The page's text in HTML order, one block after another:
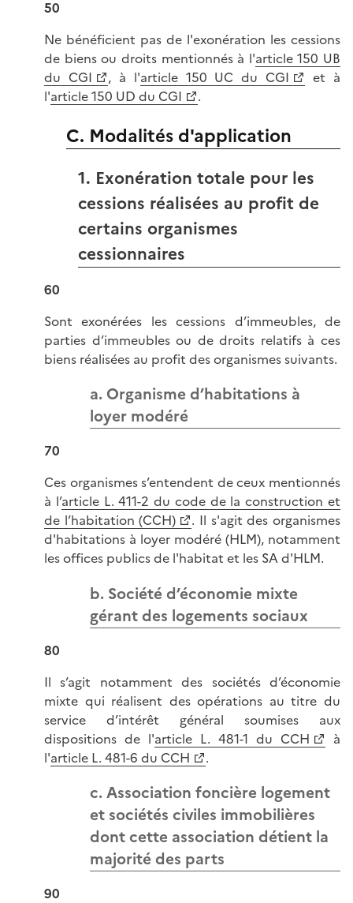
50
Ne bénéficient pas de l'exonération les cessions
de biens ou droits mentionnés à l'article 150 UB
du CGI
, à l'article 150 UC du CGI
et à
l'article 150 UD du CGI .
C. Modalités d'application
1. Exonération totale pour les
cessions réalisées au profit de
certains organismes
cessionnaires
60
Sont exonérées les cessions d’immeubles, de
parties d’immeubles ou de droits relatifs à ces
biens réalisées au profit des organismes suivants.
a. Organisme d’habitations à
loyer modéré
70
Ces organismes s’entendent de ceux mentionnés
à l’article L. 411-2 du code de la construction et
de l’habitation (CCH)
. Il s'agit des organismes
d'habitations à loyer modéré (HLM), notamment
les offices publics de l'habitat et les SA d'HLM.
b. Société d’économie mixte
gérant des logements sociaux
80
Il s’agit notamment des sociétés d’économie
mixte qui réalisent des opérations au titre du
service d’intérêt général soumises aux
dispositions de l'article L. 481-1 du CCH
à
l'article L. 481-6 du CCH .
c. Association foncière logement
et sociétés civiles immobilières
dont cette association détient la
majorité des parts
90